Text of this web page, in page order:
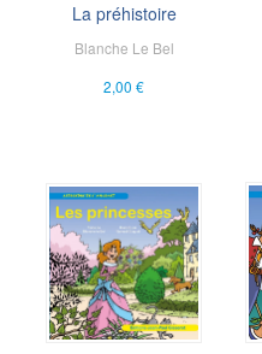
La préhistoire
Blanche Le Bel
2,00 €